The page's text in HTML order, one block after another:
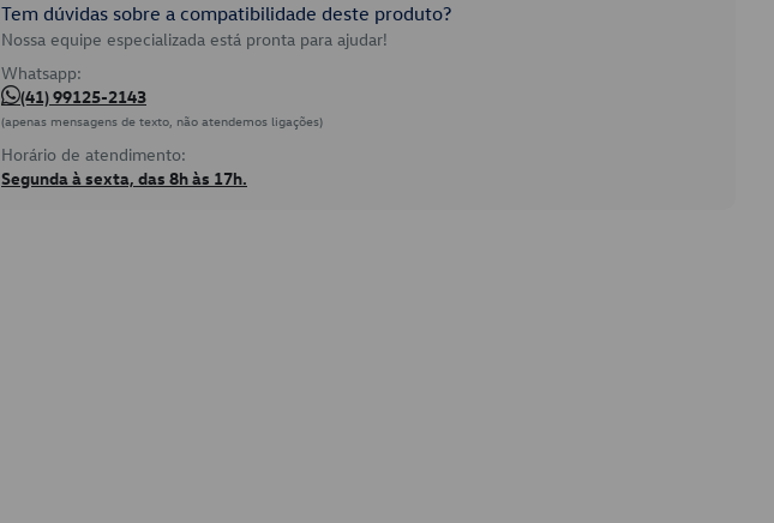
Tem dúvidas sobre a compatibilidade deste produto?
Nossa equipe especializada está pronta para ajudar!
Whatsapp:
(41) 99125-2143
(apenas mensagens de texto, não atendemos ligações)
Horário de atendimento:
Segunda à sexta, das 8h às 17h.